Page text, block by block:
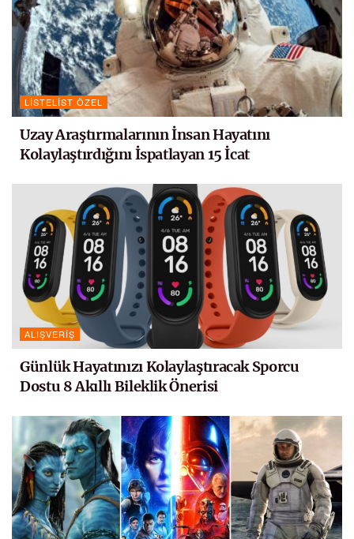
LISTELIST ÖZEL
Uzay Araştırmalarının İnsan Hayatını
Kolaylaştırdığını İspatlayan 15 İcat
ALIŞVERIŞ
Günlük Hayatınızı Kolaylaştıracak Sporcu
Dostu 8 Akıllı Bileklik Önerisi